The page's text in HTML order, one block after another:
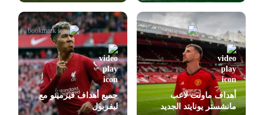
أهداف ماونت لاعب
مانشستر يونايتد الجديد
جميع أهداف فيرمينو مع
ليفربول